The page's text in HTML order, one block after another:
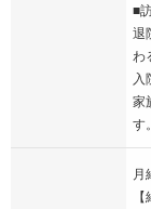
■
退
わ
家
す。
月